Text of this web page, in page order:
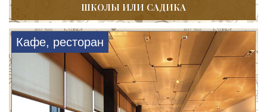
ШКОЛЫ ИЛИ САДИКА
Кафе, ресторан